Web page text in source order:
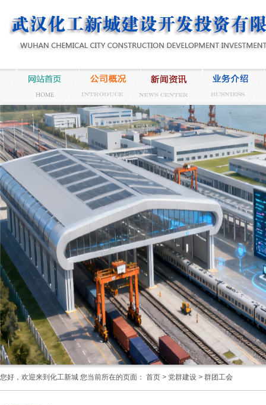
您好，欢迎来到化工新城 您当前所在的页面： 首页 > 党群建设 > 群团工会